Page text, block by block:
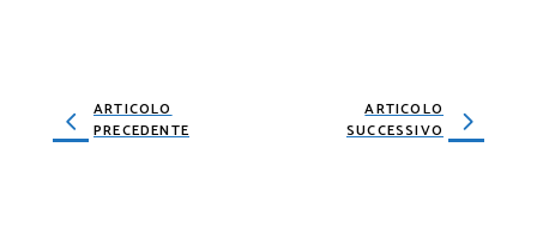
ARTICOLO
PRECEDENTE
ARTICOLO
SUCCESSIVO